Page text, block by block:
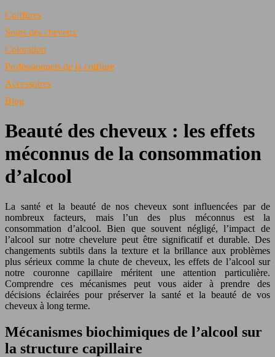
Coiffures
Soins des cheveux
Coloration
Professionnels de la coiffure
Accessoires
Blog
Beauté des cheveux : les effets
méconnus de la consommation
d’alcool
La santé et la beauté de nos cheveux sont influencées par de
nombreux facteurs, mais l’un des plus méconnus est la
consommation d’alcool. Bien que souvent négligé, l’impact de
l’alcool sur notre chevelure peut être significatif et durable. Des
changements subtils dans la texture et la brillance aux problèmes
plus sérieux comme la chute de cheveux, les effets de l’alcool sur
notre couronne capillaire méritent une attention particulière.
Comprendre ces mécanismes peut vous aider à prendre des
décisions éclairées pour préserver la santé et la beauté de vos
cheveux à long terme.
Mécanismes biochimiques de l’alcool sur
la structure capillaire